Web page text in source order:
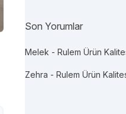
Son Yorumlar
Melek - Rulem Ürün
Zehra - Rulem Ürün